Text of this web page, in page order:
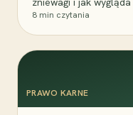
8 min czytania
PRAWO KARNE